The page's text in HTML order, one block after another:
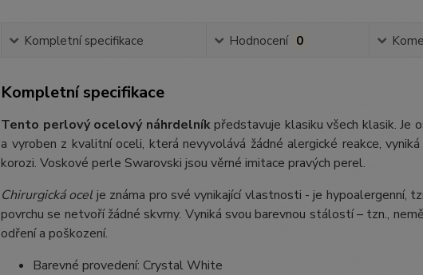
Kompletní specifikace Hodnocení 0
Kompletní specifikace
Tento perlový ocelový náhrdelníkpředstavuje klasiku všech klasik. Je
a vyroben z kvalitní oceli, která nevyvolává žádné alergické reakce,
korozi. Voskové perle Swarovski jsou věrné imitace pravých perel.
Chirurgická ocel je známa pro své vynikající vlastnosti - je hypoalergenní,
povrchu se netvoří žádné skvrny. Vyniká svou barevnou stálostí – tzn.,
odření a poškození.
Barevné provedení: Crystal White